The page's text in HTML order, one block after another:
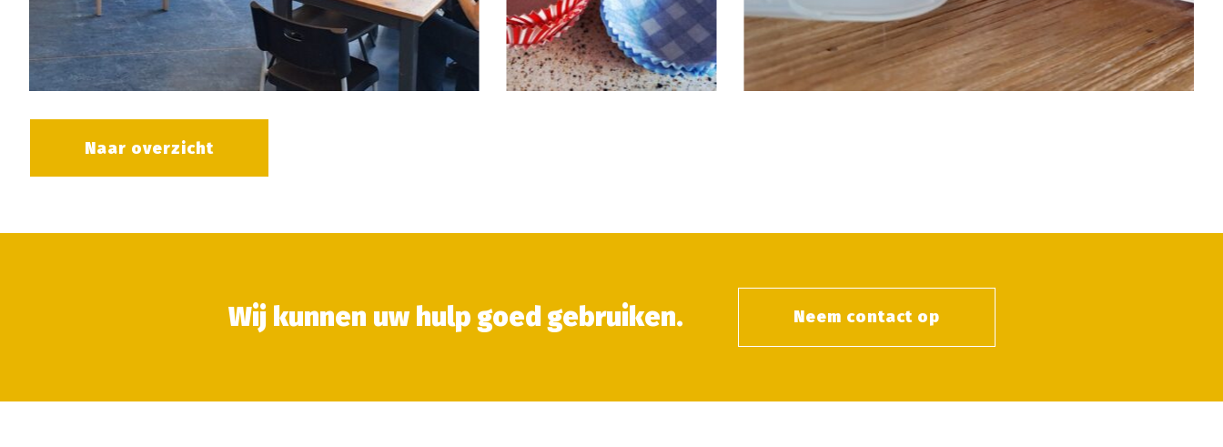
Naar overzicht
Wij kunnen uw hulp goed gebruiken. Neem contact op